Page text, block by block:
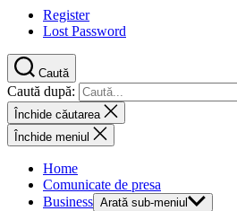
Register
Lost Password
Caută
Caută după:
Închide căutarea
Închide meniul
Home
Comunicate de presa
Business Arată sub-meniul